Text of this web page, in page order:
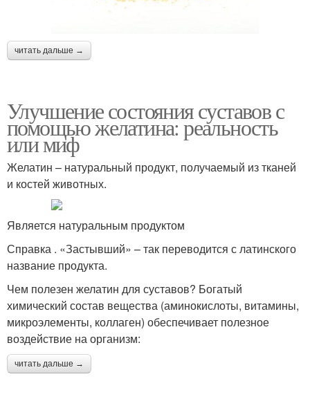
читать дальше →
Улучшение состояния суставов с
помощью желатина: реальность
или миф
Желатин – натуральный продукт, получаемый из тканей
и костей животных.
Является натуральным продуктом
Справка . «Застывший» – так переводится с латинского
название продукта.
Чем полезен желатин для суставов? Богатый
химический состав вещества (аминокислоты, витамины,
микроэлементы, коллаген) обеспечивает полезное
воздействие на организм:
читать дальше →